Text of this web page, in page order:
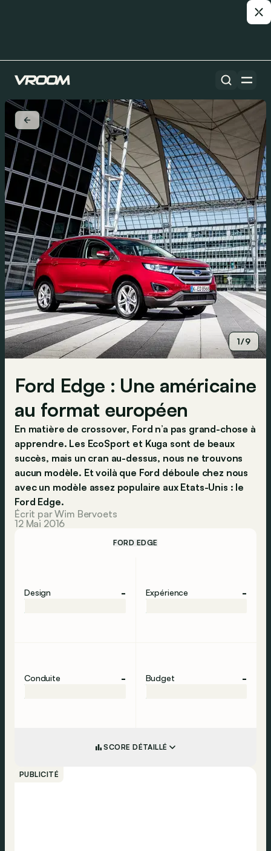
1/9
Ford Edge : Une américaine
au format européen
En matière de crossover, Ford n’a pas grand-chose à
apprendre. Les EcoSport et Kuga sont de beaux
succès, mais un cran au-dessus, nous ne trouvons
aucun modèle. Et voilà que Ford déboule chez nous
avec un modèle assez populaire aux Etats-Unis : le
Ford Edge.
Écrit par Wim Bervoets
12 Mai 2016
FORD EDGE
Design - Expérience -
Conduite - Budget -
SCORE DÉTAILLÉ
PUBLICITÉ